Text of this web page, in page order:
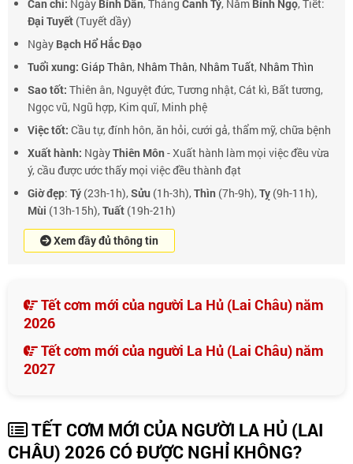
Can chi: Ngày Bính Dần, Tháng Canh Tý, Năm Bính Ngọ, Tiết:
Đại Tuyết (Tuyết dầy)
Ngày Bạch Hổ Hắc Đạo
Tuổi xung: Giáp Thân, Nhâm Thân, Nhâm Tuất, Nhâm Thìn
Sao tốt: Thiên ân, Nguyệt đức, Tương nhật, Cát kì, Bất tương,
Ngọc vũ, Ngũ hợp, Kim quĩ, Minh phệ
Việc tốt: Cầu tự, đính hôn, ăn hỏi, cưới gả, thẩm mỹ, chữa bệnh
Xuất hành: NgàyThiên Môn- Xuất hành làm mọi việc đều vừa
ý, cầu được ước thấy mọi việc đều thành đạt
Giờ đẹp: Tý (23h-1h),Sửu (1h-3h),Thìn (7h-9h),Tỵ (9h-11h),
Mùi (13h-15h),Tuất (19h-21h)
Xem đầy đủ thông tin
Tết cơm mới của người La Hủ (Lai Châu) năm
2026
Tết cơm mới của người La Hủ (Lai Châu) năm
2027
TẾT CƠM MỚI CỦA NGƯỜI LA HỦ (LAI
CHÂU) 2026 CÓ ĐƯỢC NGHỈ KHÔNG?